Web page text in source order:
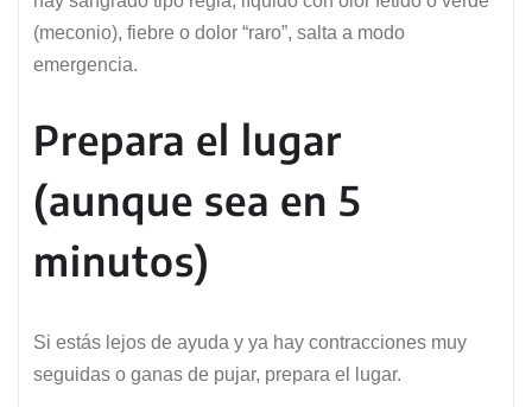
(meconio), fiebre o dolor “raro”, salta a modo
emergencia.
Prepara el lugar
(aunque sea en 5
minutos)
Si estás lejos de ayuda y ya hay contracciones muy
seguidas o ganas de pujar, prepara el lugar.